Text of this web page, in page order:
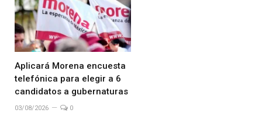
Aplicará Morena encuesta
telefónica para elegir a 6
candidatos a gubernaturas
03/08/2026 0